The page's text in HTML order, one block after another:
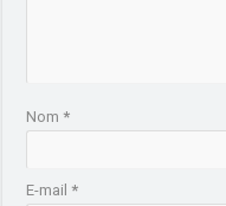
Nom*
E-mail*